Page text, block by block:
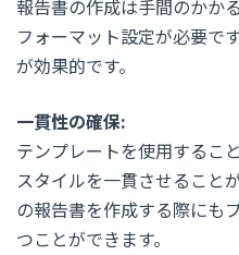
報告書の作成は手間のかか
フォーマット設定が必要で
が効果的です。
一貫性の確保:
テンプレートを使用するこ
スタイルを一貫させること
の報告書を作成する際にも
つことができます。